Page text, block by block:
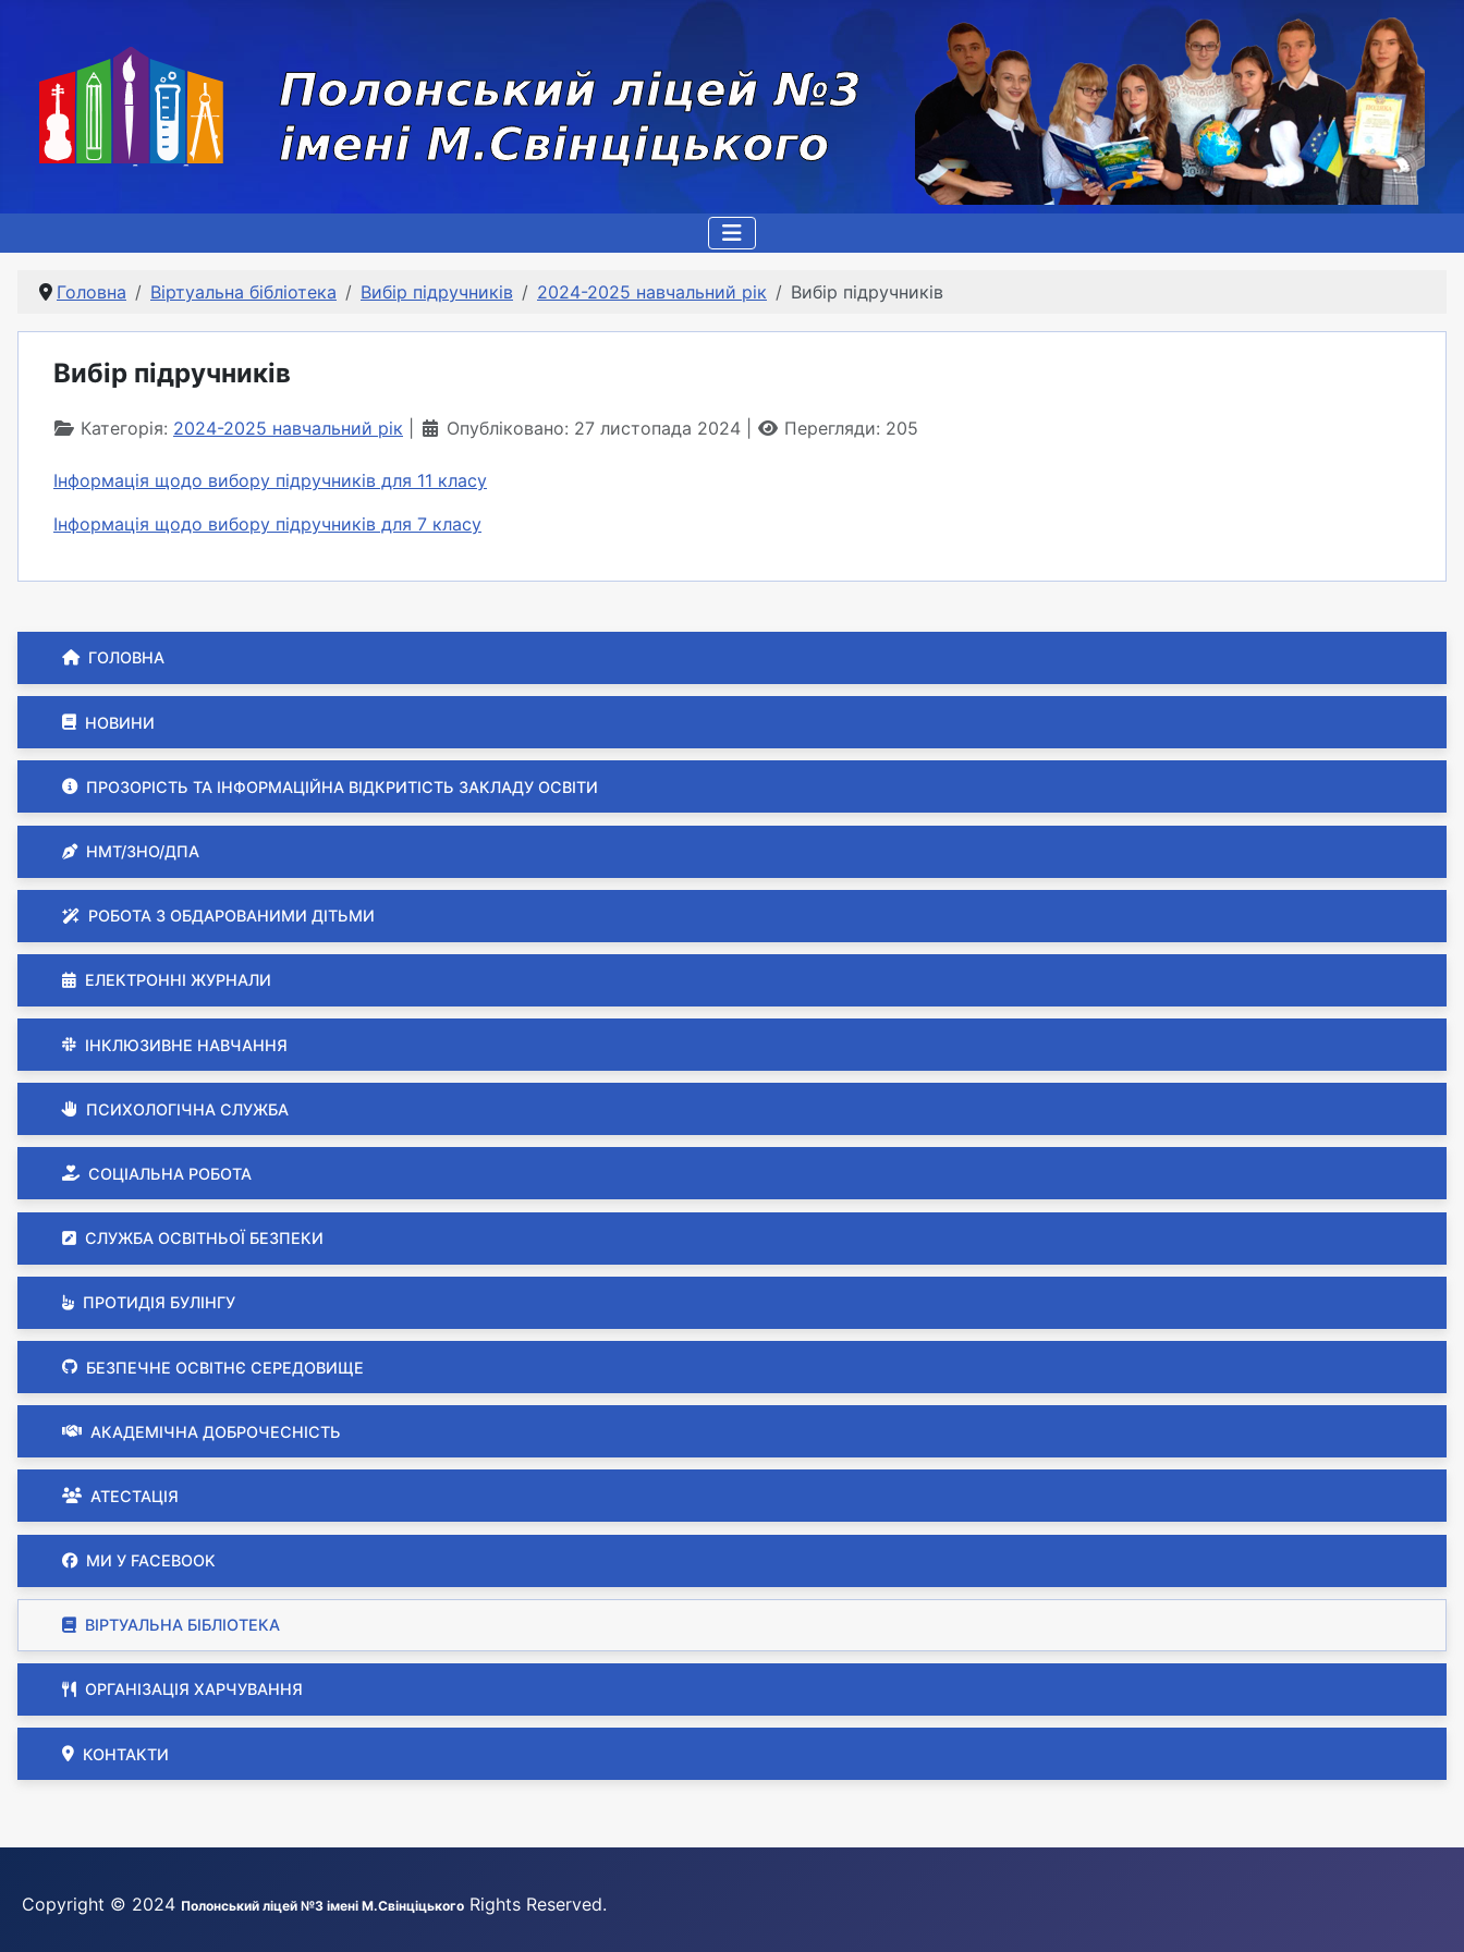
ГОЛОВНА
НОВИНИ
ПРОЗОРІСТЬ ТА ІНФОРМАЦІЙНА ВІДКРИТІСТЬ ЗАКЛАДУ ОСВІТИ
НМТ/ЗНО/ДПА
РОБОТА З ОБДАРОВАНИМИ ДІТЬМИ
ЕЛЕКТРОННІ ЖУРНАЛИ
ІНКЛЮЗИВНЕ НАВЧАННЯ
ПСИХОЛОГІЧНА СЛУЖБА
СОЦІАЛЬНА РОБОТА
СЛУЖБА ОСВІТНЬОЇ БЕЗПЕКИ
ПРОТИДІЯ БУЛІНГУ
БЕЗПЕЧНЕ ОСВІТНЄ СЕРЕДОВИЩЕ
АКАДЕМІЧНА ДОБРОЧЕСНІСТЬ
АТЕСТАЦІЯ
МИ У FACEBOOK
ВІРТУАЛЬНА БІБЛІОТЕКА
ОРГАНІЗАЦІЯ ХАРЧУВАННЯ
КОНТАКТИ
Головна Віртуальна бібліотека Вибір підручників 2024-2025 навчальний рік Вибір підручників
Вибір підручників
Категорія: 2024-2025 навчальний рік Опубліковано: 27 листопада 2024 Перегляди: 205
Інформація щодо вибору підручників для 11 класу
Інформація щодо вибору підручників для 7 класу
Copyright © 2024 Полонський ліцей №3 імені М.Свінціцького Rights Reserved.